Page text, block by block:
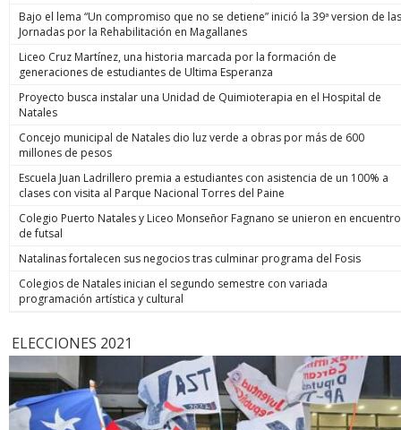
Bajo el lema “Un compromiso que no se detiene” inició la 39ª version de las
Jornadas por la Rehabilitación en Magallanes
Liceo Cruz Martínez, una historia marcada por la formación de
generaciones de estudiantes de Ultima Esperanza
Proyecto busca instalar una Unidad de Quimioterapia en el Hospital de
Natales
Concejo municipal de Natales dio luz verde a obras por más de 600
millones de pesos
Escuela Juan Ladrillero premia a estudiantes con asistencia de un 100% a
clases con visita al Parque Nacional Torres del Paine
Colegio Puerto Natales y Liceo Monseñor Fagnano se unieron en encuentro
de futsal
Natalinas fortalecen sus negocios tras culminar programa del Fosis
Colegios de Natales inician el segundo semestre con variada
programación artística y cultural
ELECCIONES 2021